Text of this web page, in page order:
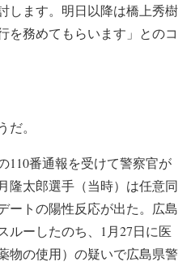
します。明日以降は橋上秀樹
を務めてもらいます」とのコ
。
110番通報を受けて警察官が
隆太郎選手（当時）は任意同
ートの陽性反応が出た。広島
ルーしたのち、1月27日に医
物の使用）の疑いで広島県警